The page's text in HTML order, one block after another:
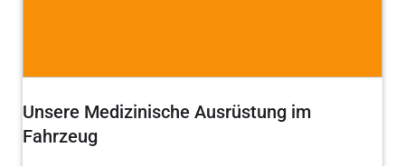
Unsere Medizinische Ausrüstung im
Fahrzeug